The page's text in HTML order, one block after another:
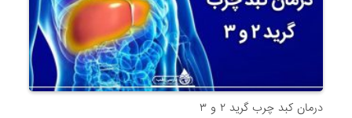
درمان کبد چرب گرید ۲ و ۳